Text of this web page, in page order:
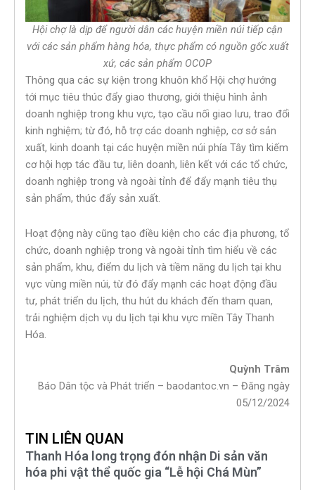
Hội chợ là dịp để người dân các huyện miền núi tiếp cận
với các sản phẩm hàng hóa, thực phẩm có nguồn gốc xuất
xứ, các sản phẩm OCOP
Thông qua các sự kiện trong khuôn khổ Hội chợ hướng
tới mục tiêu thúc đẩy giao thương, giới thiệu hình ảnh
doanh nghiệp trong khu vực, tạo cầu nối giao lưu, trao đổi
kinh nghiệm; từ đó, hỗ trợ các doanh nghiệp, cơ sở sản
xuất, kinh doanh tại các huyện miền núi phía Tây tìm kiếm
cơ hội hợp tác đầu tư, liên doanh, liên kết với các tổ chức,
doanh nghiệp trong và ngoài tỉnh để đẩy mạnh tiêu thụ
sản phẩm, thúc đẩy sản xuất.
Hoạt động này cũng tạo điều kiện cho các địa phương, tổ
chức, doanh nghiệp trong và ngoài tỉnh tìm hiểu về các
sản phẩm, khu, điểm du lịch và tiềm năng du lịch tại khu
vực vùng miền núi, từ đó đẩy mạnh các hoạt động đầu
tư, phát triển du lịch, thu hút du khách đến tham quan,
trải nghiệm dịch vụ du lịch tại khu vực miền Tây Thanh
Hóa.
Quỳnh Trâm
Báo Dân tộc và Phát triển – baodantoc.vn – Đăng ngày
05/12/2024
TIN LIÊN QUAN
Thanh Hóa long trọng đón nhận Di sản văn
hóa phi vật thể quốc gia “Lễ hội Chá Mùn”